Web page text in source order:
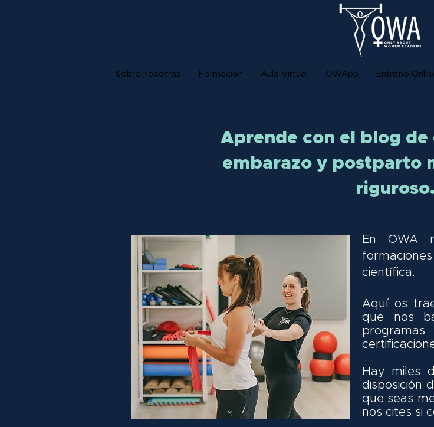
Sobre nosotras Formación Aula Virtual OWApp Entreno
Aprende con el blog
embarazo y postparto
riguroso.
En OWA
científica.
Aquí os
que nos
Hay miles
disposición
que seas
nos cites si